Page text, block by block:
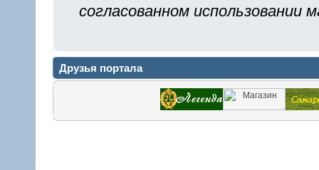
согласованном использовании
Друзья портала